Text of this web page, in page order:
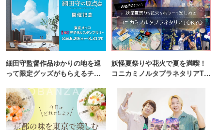
細田守監督作品ゆかりの地を巡
って限定グッズがもらえるチャ
妖怪夏祭りや花火で夏を満喫！
コニカミノルタプラネタリアTO